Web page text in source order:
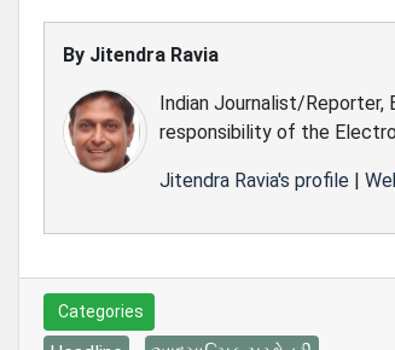
By Jitendra Ravia
Indian Journalist/Reporter,
responsibility of the
Jitendra Ravia's profile |
Categories